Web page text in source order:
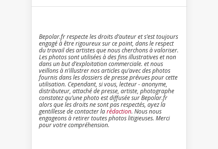
Bepolar.fr respecte les droits d’auteur et s’est toujours
engagé à être rigoureux sur ce point, dans le respect
du travail des artistes que nous cherchons à valoriser.
Les photos sont utilisées à des fins illustratives et non
dans un but d’exploitation commerciale. et nous
veillons à n’illustrer nos articles qu’avec des photos
fournis dans les dossiers de presse prévues pour cette
utilisation. Cependant, si vous, lecteur - anonyme,
distributeur, attaché de presse, artiste, photographe
constatez qu’une photo est diffusée sur Bepolar.fr
alors que les droits ne sont pas respectés, ayez la
gentillesse de contacter larédaction. Nous nous
engageons à retirer toutes photos litigieuses. Merci
pour votre compréhension.